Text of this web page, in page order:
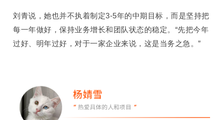
刘青说，她也并不执着制定3-5年的中期目标，而是坚持把
每一年做好，保持业务增长和团队状态的稳定。“先把今年
过好、明年过好，对于一家企业来说，这是当务之急。”